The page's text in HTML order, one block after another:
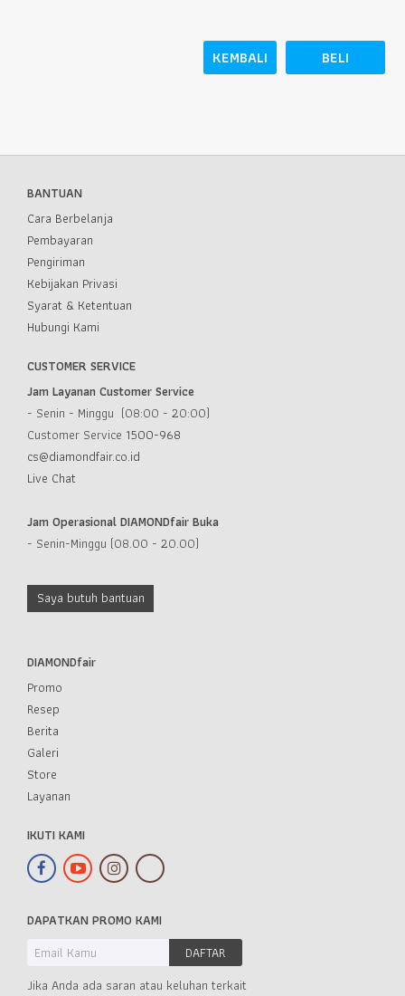
BELI
KEMBALI
BANTUAN
Cara Berbelanja
Pembayaran
Pengiriman
Kebijakan Privasi
Syarat & Ketentuan
Hubungi Kami
CUSTOMER SERVICE
Jam Layanan Customer Service
- Senin - Minggu (08:00 - 20:00)
Customer Service 1500-968
cs@diamondfair.co.id
Live Chat
Jam Operasional DIAMONDfair Buka
- Senin-Minggu (08.00 - 20.00)
Saya butuh bantuan
DIAMONDfair
Promo
Resep
Berita
Galeri
Store
Layanan
IKUTI KAMI
DAPATKAN PROMO KAMI
Jika Anda ada saran atau keluhan terkait